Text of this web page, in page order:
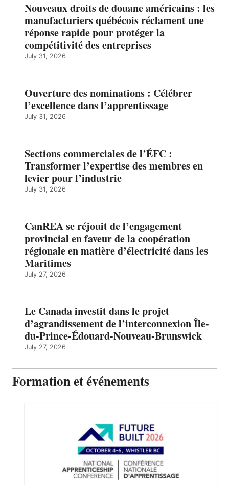
Nouveaux droits de douane américains : les
manufacturiers québécois réclament une
réponse rapide pour protéger la
compétitivité des entreprises
July 31, 2026
Ouverture des nominations : Célébrer
l’excellence dans l’apprentissage
July 31, 2026
Sections commerciales de l’ÉFC :
Transformer l’expertise des membres en
levier pour l’industrie
July 31, 2026
CanREA se réjouit de l’engagement
provincial en faveur de la coopération
régionale en matière d’électricité dans les
Maritimes
July 27, 2026
Le Canada investit dans le projet
d’agrandissement de l’interconnexion Île-
du-Prince-Édouard-Nouveau-Brunswick
July 27, 2026
Formation et événements